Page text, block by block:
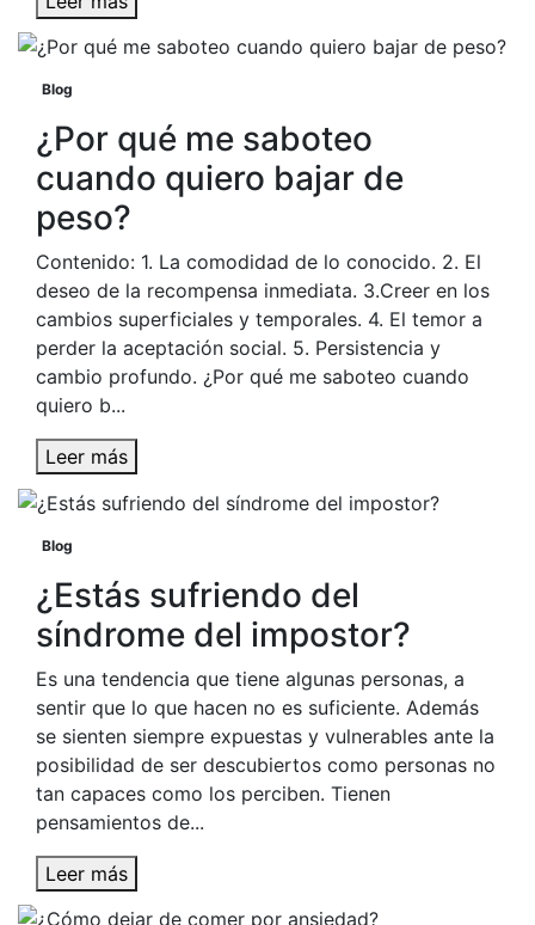
Blog
¿Por qué me saboteo
cuando quiero bajar de
peso?
Contenido: 1. La comodidad de lo conocido. 2. El
deseo de la recompensa inmediata. 3.Creer en los
cambios superficiales y temporales. 4. El temor a
perder la aceptación social. 5. Persistencia y
cambio profundo. ¿Por qué me saboteo cuando
quiero b...
Leer más
Blog
¿Estás sufriendo del
síndrome del impostor?
Es una tendencia que tiene algunas personas, a
sentir que lo que hacen no es suficiente. Además
se sienten siempre expuestas y vulnerables ante la
posibilidad de ser descubiertos como personas no
tan capaces como los perciben. Tienen
pensamientos de...
Leer más